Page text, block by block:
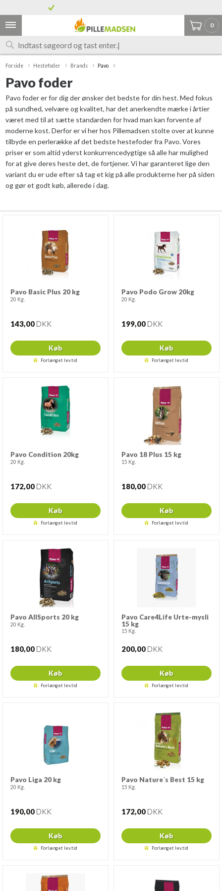
0
Forside Hestefoder Brands Pavo
Pavo foder
Pavo foder er for dig der ønsker det bedste for din hest. Med fokus
på sundhed, velvære og kvalitet, har det anerkendte mærke i årtier
været med til at sætte standarden for hvad man kan forvente af
moderne kost. Derfor er vi her hos Pillemadsen stolte over at kunne
tilbyde en perlerække af det bedste hestefoder fra Pavo. Vores
priser er som altid yderst konkurrencedygtige så alle har mulighed
for at give deres heste det, de fortjener. Vi har garanteret lige den
variant du er ude efter så tag et kig på alle produkterne her på siden
og gør et godt køb, allerede i dag.
Pavo Basic Plus 20 kg
20 Kg.
143,00 DKK
Køb
Forlænget lev.tid
Pavo Podo Grow 20kg
20 Kg.
199,00 DKK
Køb
Forlænget lev.tid
Pavo Condition 20kg
20 Kg.
172,00 DKK
Køb
Forlænget lev.tid
Pavo 18 Plus 15 kg
15 Kg.
180,00 DKK
Køb
Forlænget lev.tid
Pavo AllSports 20 kg
20 Kg.
180,00 DKK
Køb
Forlænget lev.tid
Pavo Care4Life Urte-mysli
15 kg
15 Kg.
200,00 DKK
Køb
Forlænget lev.tid
Pavo Liga 20 kg
20 Kg.
190,00 DKK
Køb
Forlænget lev.tid
Pavo Nature´s Best 15 kg
15 Kg.
172,00 DKK
Køb
Forlænget lev.tid